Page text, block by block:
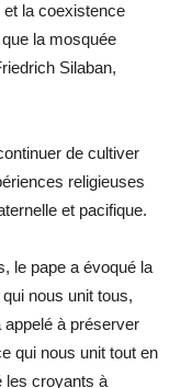
et la coexistence
la mosquée
Silaban,
de cultiver
religieuses
et pacifique.
le pape a évoqué la
nous unit tous,
appelé à préserver
qui nous unit tout en
les croyants à